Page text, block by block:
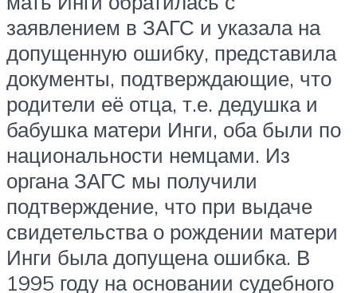
заявлением в ЗАГС и указала на
допущенную ошибку, представила
документы, подтверждающие, что
родители её отца, т.е. дедушка и
бабушка матери Инги, оба были по
национальности немцами. Из
органа ЗАГС мы получили
подтверждение, что при выдаче
свидетельства о рождении матери
Инги была допущена ошибка. В
1995 году на основании судебного